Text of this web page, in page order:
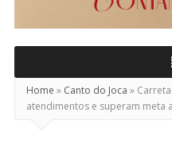
Home » Canto do Joca »
atendimentos e superam meta